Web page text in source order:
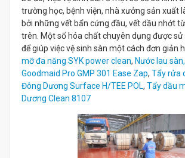
trường học, bệnh viện, nhà xưởng sản xuất
bởi những vết bẩn cứng đầu, vết dầu nhớt
trên. Một số hóa chất chuyên dụng được sử
để giúp việc vệ sinh sàn một cách đơn giản
mỡ đa năng SYK power clean, Nước lau
Goodmaid Pro GMP 301 Ease Zap, Tẩy rửa
Đông Dương Surface H/TEE POL, Tẩy dầu
Dương Clean 8107